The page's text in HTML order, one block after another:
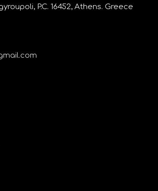
P.C. 16452, Athens. Greece